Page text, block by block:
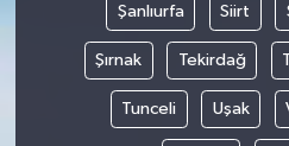
Şanlıurfa Siirt
Şırnak Tekirdağ
Tunceli Uşak